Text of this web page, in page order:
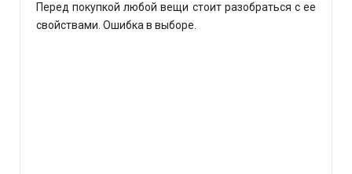
Перед покупкой любой вещи стоит разобраться с ее
свойствами. Ошибка в выборе.